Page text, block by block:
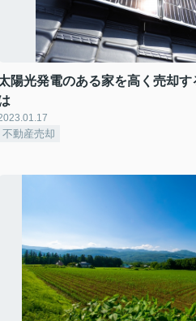
陽光発電のある家を高く売却す
不動産売却